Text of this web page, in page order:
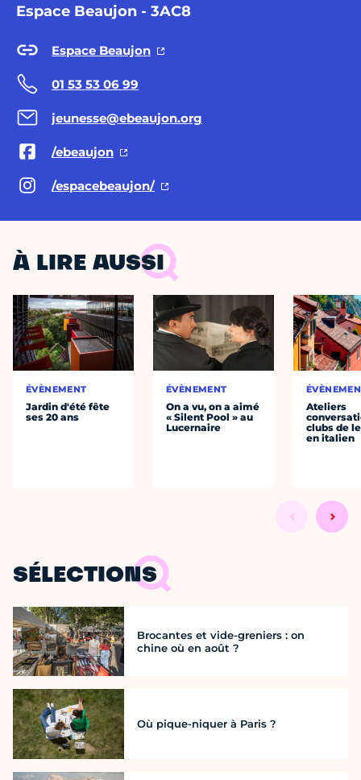
Espace Beaujon - 3AC8
Espace Beaujon
01 53 53 06 99
jeunesse@ebeaujon.org
/ebeaujon
/espacebeaujon/
À LIRE AUSSI
ÉVÈNEMENT
Jardin d'été fête
ses 20 ans
ÉVÈNEMENT
On a vu, on a aimé
« Silent Pool » au
Lucernaire
Ateliers
clubs de
en italien
SÉLECTIONS
Brocantes et vide-greniers : on
chine où en août ?
Où pique-niquer à Paris ?